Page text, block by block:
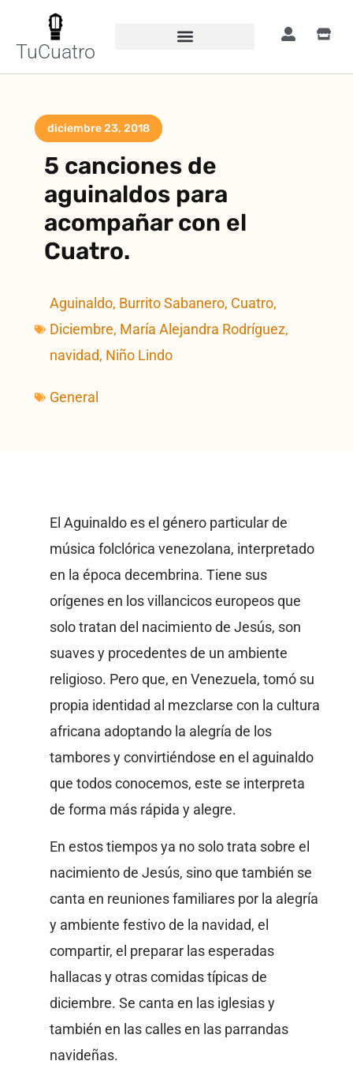
TuCuatro
diciembre 23, 2018
5 canciones de
aguinaldos para
acompañar con el
Cuatro.
Aguinaldo, Burrito Sabanero, Cuatro,
Diciembre, María Alejandra Rodríguez,
navidad, Niño Lindo
General
El Aguinaldo es el género particular de
música folclórica venezolana, interpretado
en la época decembrina. Tiene sus
orígenes en los villancicos europeos que
solo tratan del nacimiento de Jesús, son
suaves y procedentes de un ambiente
religioso. Pero que, en Venezuela, tomó su
propia identidad al mezclarse con la cultura
africana adoptando la alegría de los
tambores y convirtiéndose en el aguinaldo
que todos conocemos, este se interpreta
de forma más rápida y alegre.
En estos tiempos ya no solo trata sobre el
nacimiento de Jesús, sino que también se
canta en reuniones familiares por la alegría
y ambiente festivo de la navidad, el
compartir, el preparar las esperadas
hallacas y otras comidas típicas de
diciembre. Se canta en las iglesias y
también en las calles en las parrandas
navideñas.